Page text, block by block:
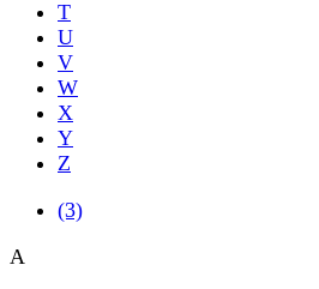
T
U
V
W
X
Y
Z
(3)
A